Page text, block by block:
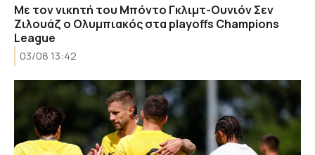
Με τον νικητή του Μπόντο Γκλιμτ-Ουνιόν Σεν
Ζιλουάζ ο Ολυμπιακός στα playoffs Champions
League
03/08 13:42